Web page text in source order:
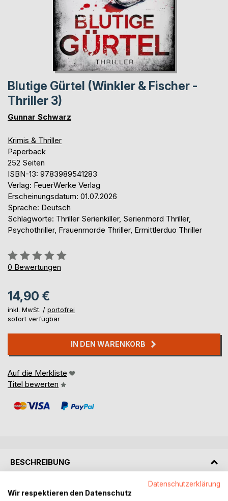
Blutige Gürtel (Winkler & Fischer -
Thriller 3)
Gunnar Schwarz
Krimis & Thriller
Paperback
252 Seiten
ISBN-13: 9783989541283
Verlag: FeuerWerke Verlag
Erscheinungsdatum: 01.07.2026
Sprache: Deutsch
Schlagworte: Thriller Serienkiller, Serienmord Thriller,
Psychothriller, Frauenmorde Thriller, Ermittlerduo Thriller
Bewertung::
0%
0 Bewertungen
14,90 €
inkl. MwSt. / portofrei
sofort verfügbar
IN DEN WARENKORB
Auf die Merkliste
Titel bewerten
BESCHREIBUNG
Er gibt dir, was du suchst, und nimmt dir alles.
Datenschutzerklärung
Wir respektieren den Datenschutz